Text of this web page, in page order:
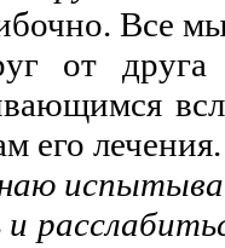
Все
от друга
его лечения.